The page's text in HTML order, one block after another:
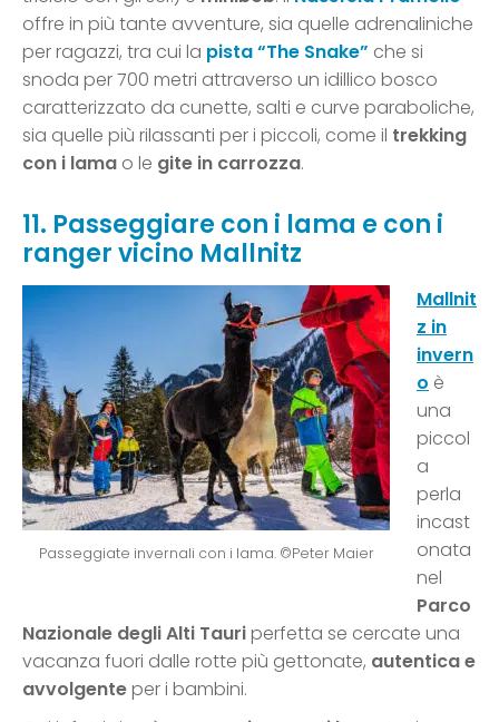
offre in più tante avventure, sia quelle adrenaliniche
per ragazzi, tra cui la pista “The Snake” che si
snoda per 700 metri attraverso un idillico bosco
caratterizzato da cunette, salti e curve paraboliche,
sia quelle più rilassanti per i piccoli, come il trekking
con i lama o le gite in carrozza.
11. Passeggiare con i lama e con i
ranger vicino Mallnitz
Passeggiate invernali con i lama. ©Peter Maier
Mallnit
z in
invern
o è
una
piccol
a
perla
incast
onata
nel
Parco
Nazionale degli Alti Tauriperfetta se cercate una
vacanza fuori dalle rotte più gettonate, autentica e
avvolgenteper i bambini.